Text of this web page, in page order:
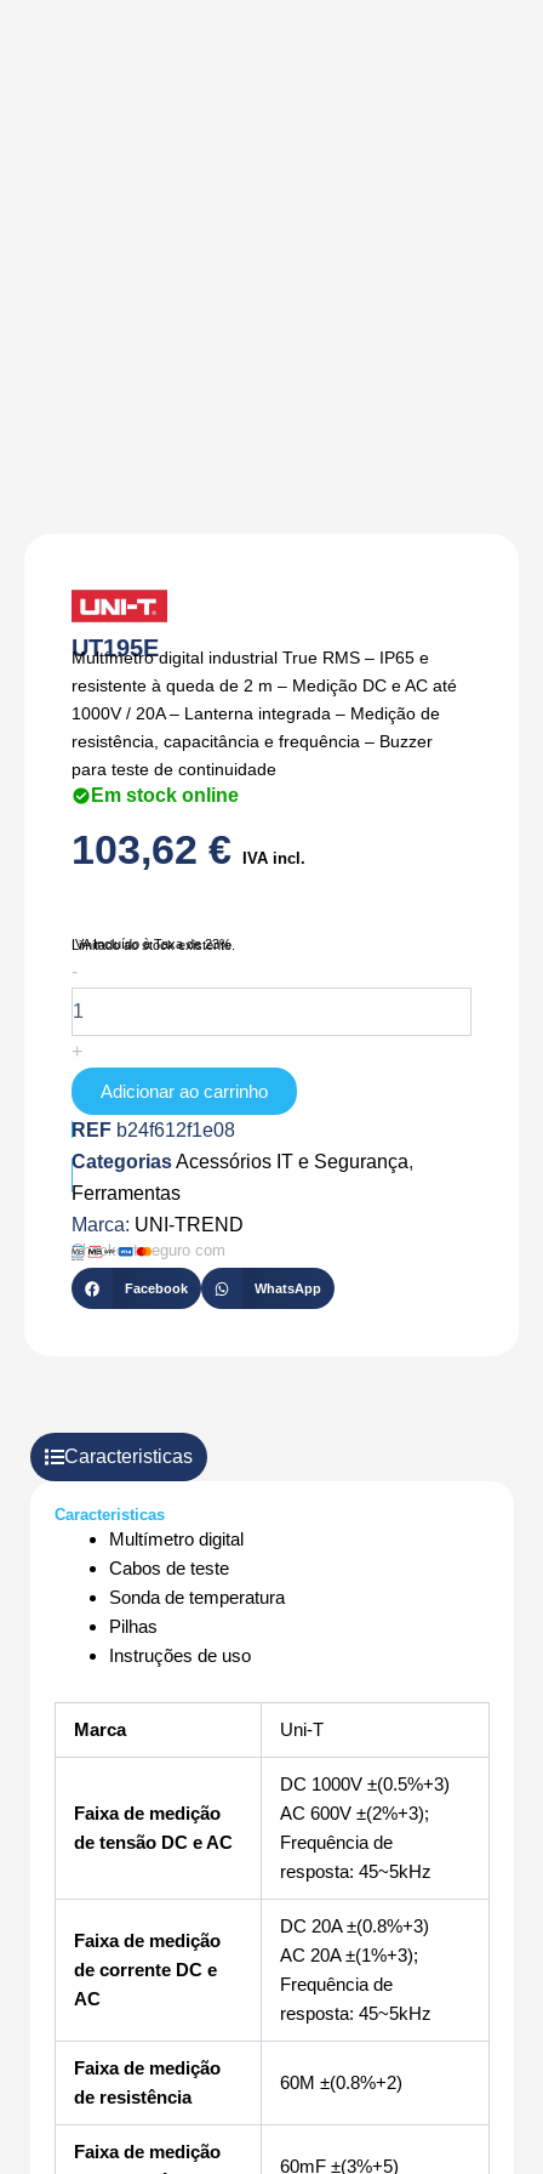
UT195E
Multímetro digital industrial True RMS – IP65 e
resistente à queda de 2 m – Medição DC e AC até
1000V / 20A – Lanterna integrada – Medição de
resistência, capacitância e frequência – Buzzer
para teste de continuidade
Em stock online
103,62 € IVA incl.
IVA Incluído à Taxa de 23%
Limitado ao stock existente.
-Quantidade
de
UT195E
+
Adicionar ao carrinho
REF b24f612f1e08
CategoriasAcessórios IT e Segurança,
Ferramentas
Marca: UNI-TREND
Checkout seguro com
Facebook WhatsApp
Caracteristicas
Caracteristicas
Multímetro digital
Cabos de teste
Sonda de temperatura
Pilhas
Instruções de uso
Marca Uni-T
Faixa de medição
de tensão DC e AC
DC 1000V ±(0.5%+3)
AC 600V ±(2%+3);
Frequência de
resposta: 45~5kHz
Faixa de medição
de corrente DC e
AC
DC 20A ±(0.8%+3)
AC 20A ±(1%+3);
Frequência de
resposta: 45~5kHz
Faixa de medição
de resistência
60M ±(0.8%+2)
Faixa de medição
60mF ±(3%+5)